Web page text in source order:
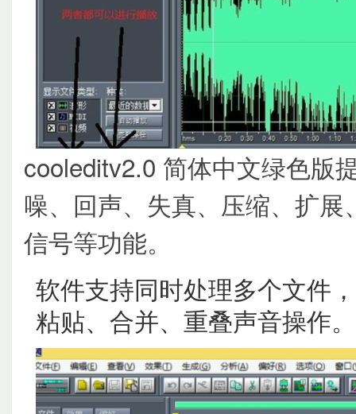
cooleditv2.0 简体中文绿色版
噪、回声、失真、压缩、扩
信号等功能。
软件支持同时处理多个文件
粘贴、合并、重叠声音操作。